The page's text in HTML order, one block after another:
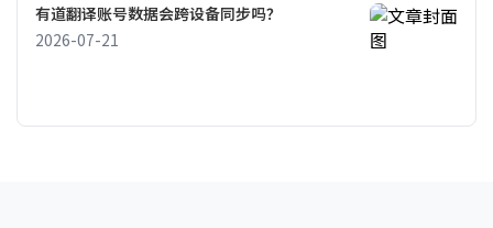
有道翻译账号数据会跨设备同步吗？
2026-07-21